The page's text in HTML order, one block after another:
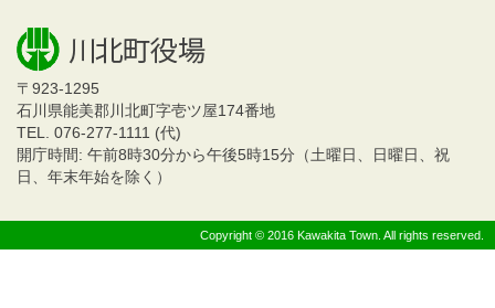
〒923-1295
石川県能美郡川北町字壱ツ屋174番地
TEL. 076-277-1111 (代)
開庁時間: 午前8時30分から午後5時15分（土曜日、日曜日、祝
日、年末年始を除く）
Copyright © 2016 Kawakita Town. All rights reserved.